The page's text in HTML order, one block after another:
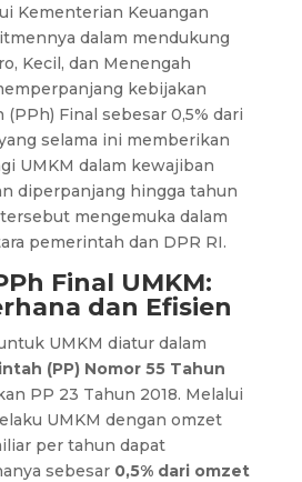
Kementerian Keuangan
dalam mendukung
Kecil, dan Menengah
kebijakan
(PPh) Final sebesar 0,5% dari
selama ini memberikan
UMKM dalam kewajiban
diperpanjang hingga tahun
mengemuka dalam
pemerintah dan DPR RI.
Final UMKM:
dan Efisien
UMKM diatur dalam
(PP) Nomor 55 Tahun
PP 23 Tahun 2018. Melalui
UMKM dengan omzet
per tahun dapat
sebesar 0,5% dari omzet